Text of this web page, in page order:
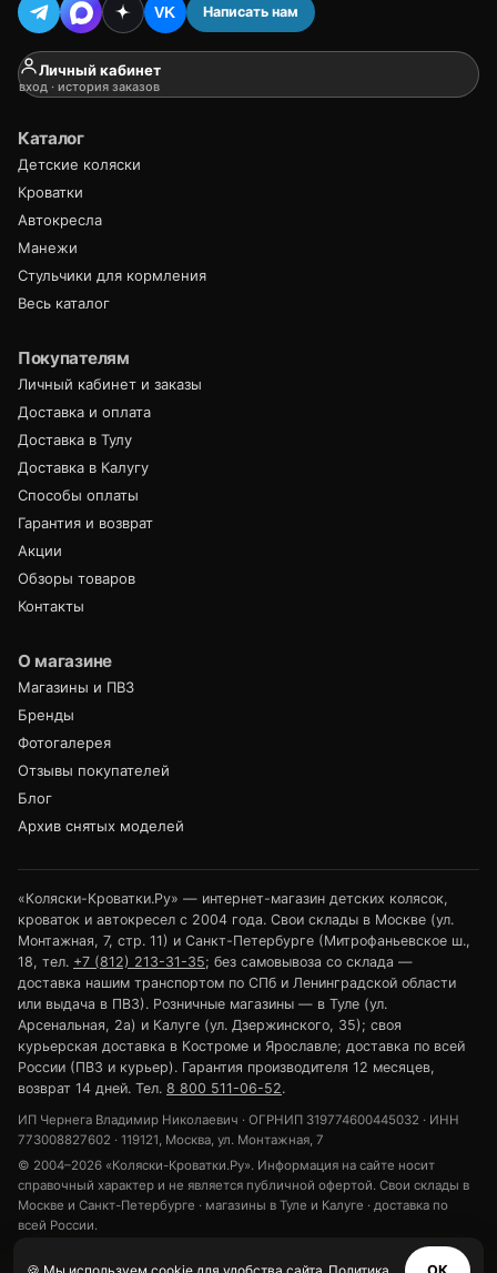
VK Написать нам
Личный кабинет
вход · история заказов
Каталог
Детские коляски
Кроватки
Автокресла
Манежи
Стульчики для кормления
Весь каталог
Покупателям
Личный кабинет и заказы
Доставка и оплата
Доставка в Тулу
Доставка в Калугу
Способы оплаты
Гарантия и возврат
Акции
Обзоры товаров
Контакты
О магазине
Магазины и ПВЗ
Бренды
Фотогалерея
Отзывы покупателей
Блог
Архив снятых моделей
«Коляски-Кроватки.Ру» — интернет-магазин детских колясок,
кроваток и автокресел с 2004 года. Свои склады в Москве (ул.
Монтажная, 7, стр. 11) и Санкт-Петербурге (Митрофаньевское ш.,
18, тел. +7 (812) 213-31-35; без самовывоза со склада —
доставка нашим транспортом по СПб и Ленинградской области
или выдача в ПВЗ). Розничные магазины — в Туле (ул.
Арсенальная, 2а) и Калуге (ул. Дзержинского, 35); своя
курьерская доставка в Костроме и Ярославле; доставка по всей
России (ПВЗ и курьер). Гарантия производителя 12 месяцев,
возврат 14 дней. Тел. 8 800 511-06-52.
ИП Чернега Владимир Николаевич · ОГРНИП 319774600445032 · ИНН
773008827602 · 119121, Москва, ул. Монтажная, 7
© 2004–2026 «Коляски-Кроватки.Ру». Информация на сайте носит
справочный характер и не является публичной офертой. Свои склады в
Москве и Санкт-Петербурге · магазины в Туле и Калуге · доставка по
всей России.
Обработка персональных данных